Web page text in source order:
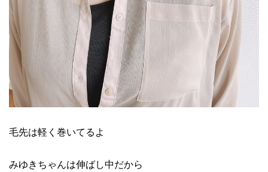
毛先は軽く巻いてるよ
みゆきちゃんは伸ばし中だから